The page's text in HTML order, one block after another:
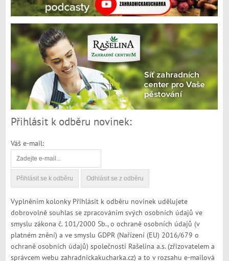
Přihlásit k odběru novinek:
Váš e-mail:
Vyplněním kolonky Přihlásit k odběru novinek udělujete
dobrovolně souhlas se zpracováním svých osobních údajů ve
smyslu zákona č. 101/2000 Sb., o ochraně osobních údajů (v
platném znění) a ve smyslu GDPR (Nařízení (EU) 2016/679 o
ochraně osobních údajů) společnosti Rašelina a.s. (zřizovatelem a
správcem webu zahradnickakucharka.cz) a to v rozsahu e-mailová